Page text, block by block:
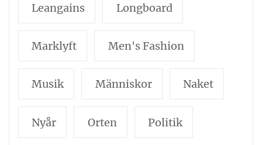
Leangains Longboard
Marklyft Men's Fashion
Musik Människor Naket
Nyår Orten Politik